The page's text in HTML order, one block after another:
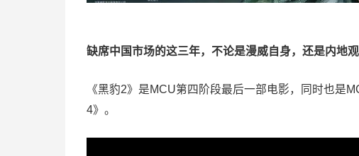
缺席中国市场的这三年，不论是漫威自身，还是内地
《黑豹2》是MCU第四阶段最后一部电影，同时也是
4》。